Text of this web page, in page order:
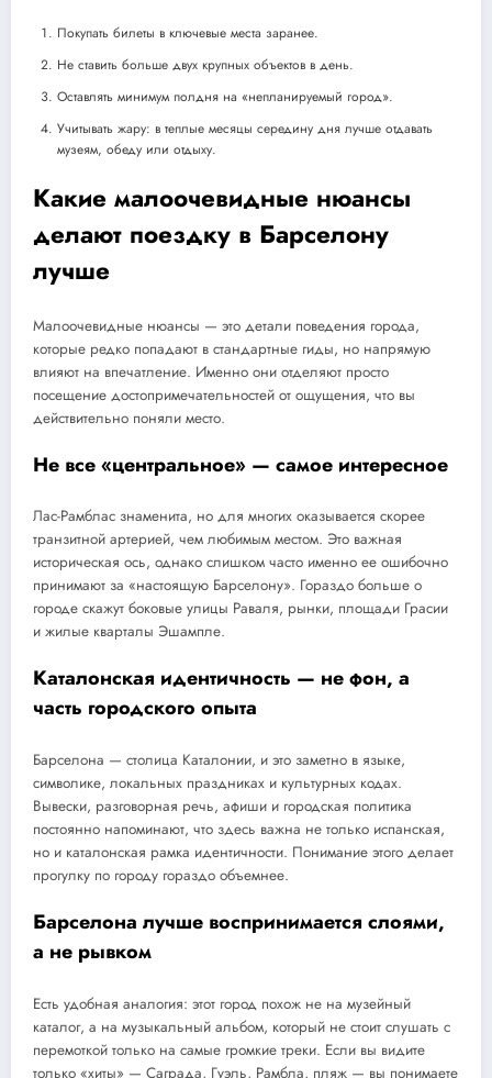
Покупать билеты в ключевые места заранее.
Не ставить больше двух крупных объектов в день.
Оставлять минимум полдня на «непланируемый город».
Учитывать жару: в теплые месяцы середину дня лучше отдавать
музеям, обеду или отдыху.
Какие малоочевидные нюансы
делают поездку в Барселону
лучше
Малоочевидные нюансы — это детали поведения города,
которые редко попадают в стандартные гиды, но напрямую
влияют на впечатление. Именно они отделяют просто
посещение достопримечательностей от ощущения, что вы
действительно поняли место.
Не все «центральное» — самое интересное
Лас-Рамблас знаменита, но для многих оказывается скорее
транзитной артерией, чем любимым местом. Это важная
историческая ось, однако слишком часто именно ее ошибочно
принимают за «настоящую Барселону». Гораздо больше о
городе скажут боковые улицы Раваля, рынки, площади Грасии
и жилые кварталы Эшампле.
Каталонская идентичность — не фон, а
часть городского опыта
Барселона — столица Каталонии, и это заметно в языке,
символике, локальных праздниках и культурных кодах.
Вывески, разговорная речь, афиши и городская политика
постоянно напоминают, что здесь важна не только испанская,
но и каталонская рамка идентичности. Понимание этого делает
прогулку по городу гораздо объемнее.
Барселона лучше воспринимается слоями,
а не рывком
Есть удобная аналогия: этот город похож не на музейный
каталог, а на музыкальный альбом, который не стоит слушать с
перемоткой только на самые громкие треки. Если вы видите
только «хиты» — Саграда, Гуэль, Рамбла, пляж — вы понимаете